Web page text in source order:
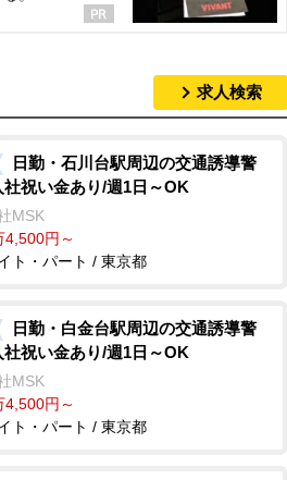
求人検索
日勤・石川台駅周辺の交通誘導警
社祝い金あり/週1日～OK
MSK
4,500円～
ト・パート / 東京都
日勤・白金台駅周辺の交通誘導警
社祝い金あり/週1日～OK
MSK
4,500円～
ト・パート / 東京都